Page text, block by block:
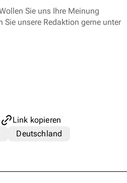
Sie uns Ihre Meinung
unsere Redaktion gerne unter
Link kopieren
Deutschland